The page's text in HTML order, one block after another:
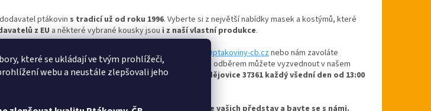
které se ukládají ve tvým prohlížeči,
webu a neustále zlepšovali jeho
r
v
k
v
ý
p
ptákovin s tradicí už od roku 1996. Vyberte si z největší nabídky masek a kostýmů, které
z EUa některé vybrané kousky jsoui z naší vlastní produkce.
rádi když využijete naší e-mailovou adresu
ptakoviny@ptakoviny-cb.cznebo nám zavoláte
. Veškeré naše zboží si po vytvoření objednávky s osobním odběrem můžete vyzvednout v našem
v hotovosti)v Hrdějovicích na adrese Okružní 234, Hrdějovice 37361 každý všední den od 13:00